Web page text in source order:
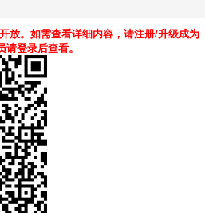
放。如需查看详细内容，请注册/升级成为
登录后查看。